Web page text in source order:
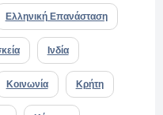
Ελληνική Επανάσταση
Ινδία
Κοινωνία Κρήτη